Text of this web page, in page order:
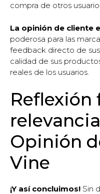
compra de otros
La opinión de cliente
poderosa para las
feedback directo de
calidad de sus
reales de los usuarios.
Reflexión
Opinión
Vine
¡Y así concluimos! Sin